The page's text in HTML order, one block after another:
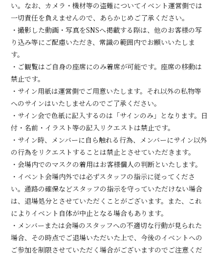
い。なお、カメラ・機材等の盗難についてイベント運営側では
一切責任を負えませんので、あらかじめご了承ください。
・撮影した動画・写真をSNSへ掲載する際は、他のお客様の写
り込み等にご配慮いただき、常識の範囲内でお願いいたしま
す。
・ご観覧はご自身の座席にのみ着席が可能です。座席の移動は
禁止です。
・サイン用紙は運営側でご用意いたします。それ以外の私物等
へのサインはいたしませんのでご了承ください。
・サイン会で色紙に記入するのは「サインのみ」となります。日
付・名前・イラスト等の記入リクエストは禁止です。
・サイン時、メンバーに自ら触れる行為、メンバーにサイン以外
の行為をリクエストすることは禁止とさせていただきます。
・会場内でのマスクの着用はお客様個人の判断といたします。
・イベント会場内外では必ずスタッフの指示に従ってくださ
い。通路の確保などスタッフの指示を守っていただけない場合
は、退場処分とさせていただくことがございます。また、これ
によりイベント自体が中止となる場合もあります。
・メンバーまたは会場のスタッフへの不適切な行動が見られた
場合、その時点でご退場いただいた上で、今後のイベントへの
ご参加を制限させていただく場合がございますのでご注意くだ